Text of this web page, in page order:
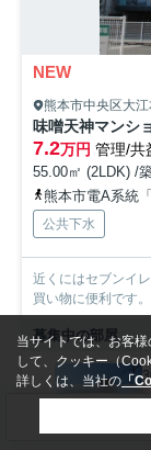
NEW
熊本市中央区大
味噌天神マンシ
7.2万円 管理/共
55.00㎡ (2LDK) /
熊本市電A系統
公共下水
近くにはセブンイ
買い物に便利です
募集中の部屋
当サイトでは、お客
して、クッキー（
詳しくは、当社の 「